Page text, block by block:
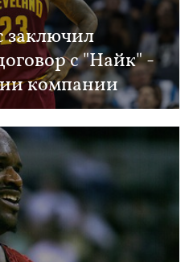
с "Найк" -
компании